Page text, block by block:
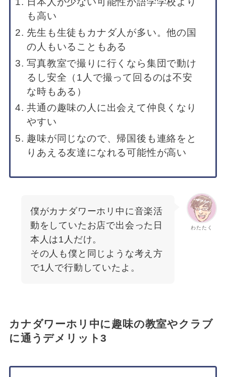
も高い
先生も生徒もカナダ人が多い。他の国
の人もいることもある
写真教室で撮りに行くなら集団で動け
るし安全（1人で撮って回るのは不安
な時もある）
共通の趣味の人に出会えて仲良くなり
やすい
趣味が同じなので、帰国後も連絡をと
りあえる友達になれる可能性が高い
わたたく
僕がカナダワーホリ中に音楽活
動をしていたお店で出会った日
本人は1人だけ。
その人も僕と同じような考え方
で1人で行動していたよ。
カナダワーホリ中に趣味の教室やクラブ
に通うデメリット3